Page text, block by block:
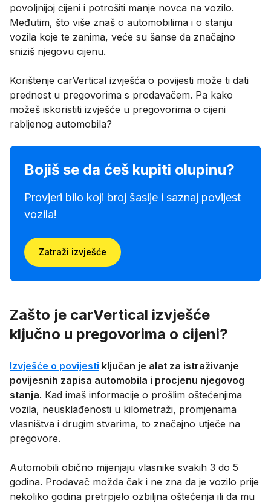
povoljnijoj cijeni i potrošiti manje novca na vozilo.
Međutim, što više znaš o automobilima i o stanju
vozila koje te zanima, veće su šanse da značajno
sniziš njegovu cijenu.
Korištenje carVertical izvješća o povijesti može ti dati
prednost u pregovorima s prodavačem. Pa kako
možeš iskoristiti izvješće u pregovorima o cijeni
rabljenog automobila?
Bojiš se da ćeš kupiti olupinu?
Provjeri bilo koji broj šasije i saznaj povijest
vozila!
Zatraži izvješće
Zašto je carVertical izvješće
ključno u pregovorima o cijeni?
Izvješće o povijesti ključan je alat za istraživanje
povijesnih zapisa automobila i procjenu njegovog
stanja. Kad imaš informacije o prošlim oštećenjima
vozila, neusklađenosti u kilometraži, promjenama
vlasništva i drugim stvarima, to značajno utječe na
pregovore.
Automobili obično mijenjaju vlasnike svakih 3 do 5
godina. Prodavač možda čak i ne zna da je vozilo prije
nekoliko godina pretrpjelo ozbiljna oštećenja ili da mu